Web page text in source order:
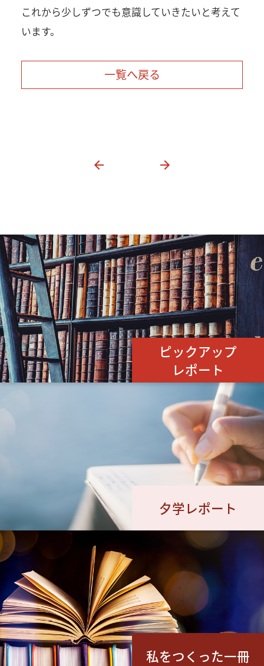
これから少しずつでも意識していきたいと考えて
います。
一覧へ戻る
ピックアップ
レポート
夕学レポート
私をつくった一冊